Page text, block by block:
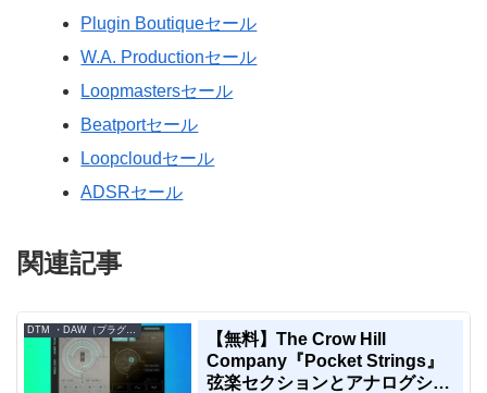
Plugin Boutiqueセール
W.A. Productionセール
Loopmastersセール
Beatportセール
Loopcloudセール
ADSRセール
関連記事
【無料】The Crow Hill
Company『Pocket Strings』
弦楽セクションとアナログシン